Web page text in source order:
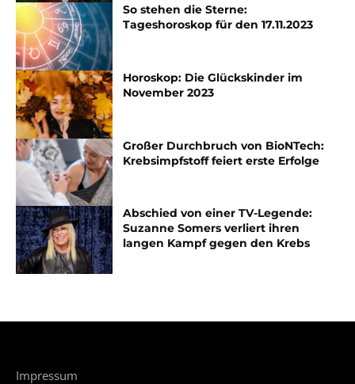
So stehen die Sterne:
Tageshoroskop für den 17.11.2023
Horoskop: Die Glückskinder im
November 2023
Großer Durchbruch von BioNTech:
Krebsimpfstoff feiert erste Erfolge
Abschied von einer TV-Legende:
Suzanne Somers verliert ihren
langen Kampf gegen den Krebs
Impressum